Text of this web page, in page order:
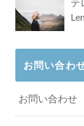
テ
お問い合わ
お問い合わせ